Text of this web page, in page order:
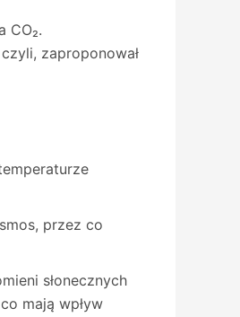
CO₂.
zaproponował
przez co
słonecznych
mają wpływ